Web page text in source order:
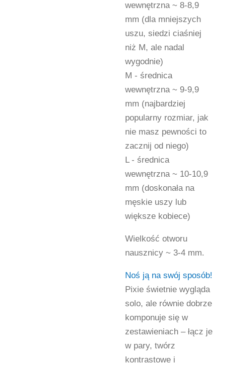
wewnętrzna ~ 8-8,9
mm (dla mniejszych
uszu, siedzi ciaśniej
niż M, ale nadal
wygodnie)
M - średnica
wewnętrzna ~ 9-9,9
mm (najbardziej
popularny rozmiar, jak
nie masz pewności to
zacznij od niego)
L - średnica
wewnętrzna ~ 10-10,9
mm (doskonała na
męskie uszy lub
większe kobiece)
Wielkość otworu
nausznicy ~ 3-4 mm.
Noś ją na swój sposób!
Pixie świetnie wygląda
solo, ale równie dobrze
komponuje się w
zestawieniach – łącz je
w pary, twórz
kontrastowe i